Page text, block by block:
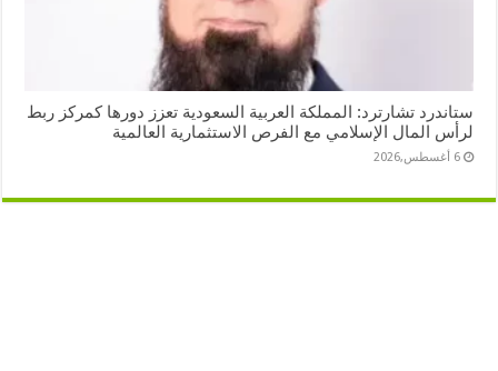
ستاندرد تشارترد: المملكة العربية السعودية تعزز دورها كمركز ربط
لرأس المال الإسلامي مع الفرص الاستثمارية العالمية
6 أغسطس,2026